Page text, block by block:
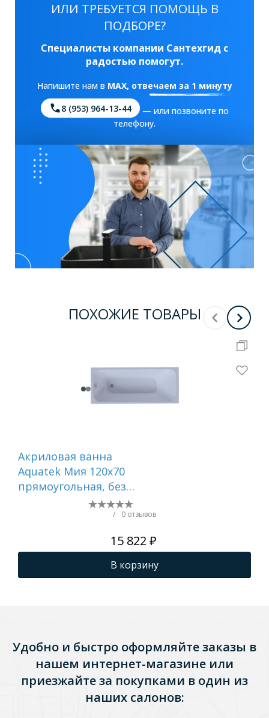
ИЛИ ТРЕБУЕТСЯ ПОМОЩЬ В
ПОДБОРЕ?
Специалисты компании Сантехгид с
радостью помогут.
Напишите нам в MAX, отвечаем за 1 минуту
8 (953) 964-13-44
— или позвоните по
телефону.
ПОХОЖИЕ ТОВАРЫ
Акриловая ванна
Aquatek Мия 120x70
прямоугольная, без
каркаса и экрана
/ 0 отзывов
15 822 ₽
В корзину
Удобно и быстро оформляйте заказы в
нашем интернет-магазине или
приезжайте за покупками в один из
наших салонов: